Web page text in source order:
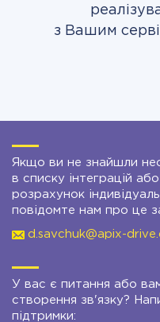
з Вашим
Якщо ви не знайшли
в списку інтеграцій
розрахунок
повідомте нам про це
d.savchuk@apix-
У вас є питання або
створення зв'язку?
підтримки: